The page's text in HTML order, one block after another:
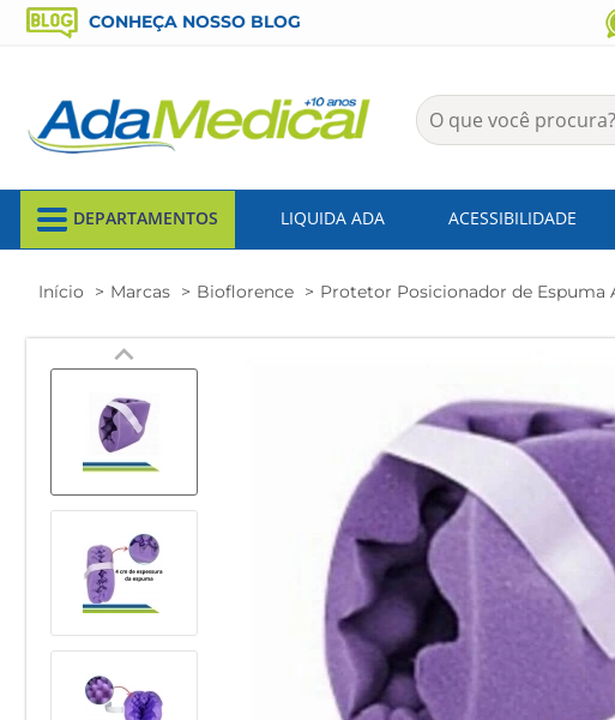
CONHEÇA NOSSO BLOG
DEPARTAMENTOS LIQUIDA ADA ACESSIBILIDADE
Início Marcas Bioflorence Protetor Posicionador de Espuma